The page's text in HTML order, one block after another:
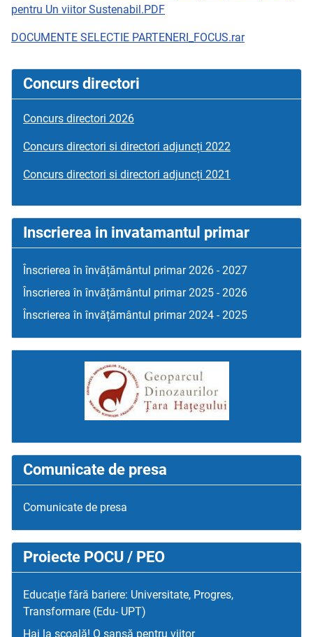
pentru Un viitor Sustenabil.PDF
DOCUMENTE SELECTIE PARTENERI_FOCUS.rar
Concurs directori
Concurs directori 2026
Concurs directori si directori adjuncți 2022
Concurs directori si directori adjuncți 2021
Inscrierea in invatamantul primar
Înscrierea în învățământul primar 2026 - 2027
Înscrierea în învățământul primar 2025 - 2026
Înscrierea în învățământul primar 2024 - 2025
Comunicate de presa
Comunicate de presa
Proiecte POCU / PEO
Educație fără bariere: Universitate, Progres,
Transformare (Edu- UPT)
Hai la școală! O șansă pentru viitor